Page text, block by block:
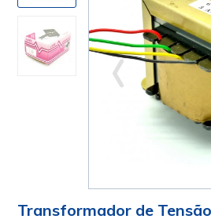
Transformador de